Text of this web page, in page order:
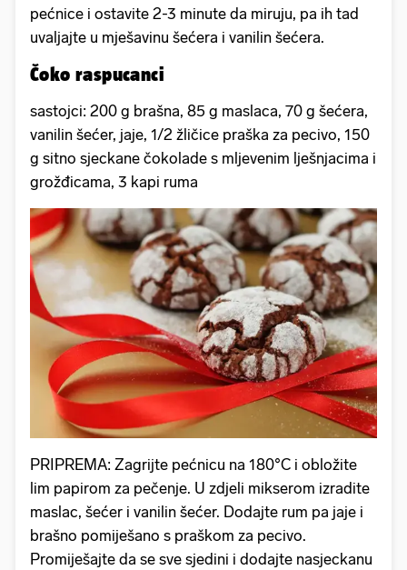
pećnice i ostavite 2-3 minute da miruju, pa ih tad
uvaljajte u mješavinu šećera i vanilin šećera.
Čoko raspucanci
sastojci: 200 g brašna, 85 g maslaca, 70 g šećera,
vanilin šećer, jaje, 1/2 žličice praška za pecivo, 150
g sitno sjeckane čokolade s mljevenim lješnjacima i
grožđicama, 3 kapi ruma
PRIPREMA: Zagrijte pećnicu na 180°C i obložite
lim papirom za pečenje. U zdjeli mikserom izradite
maslac, šećer i vanilin šećer. Dodajte rum pa jaje i
brašno pomiješano s praškom za pecivo.
Promiješajte da se sve sjedini i dodajte nasjeckanu